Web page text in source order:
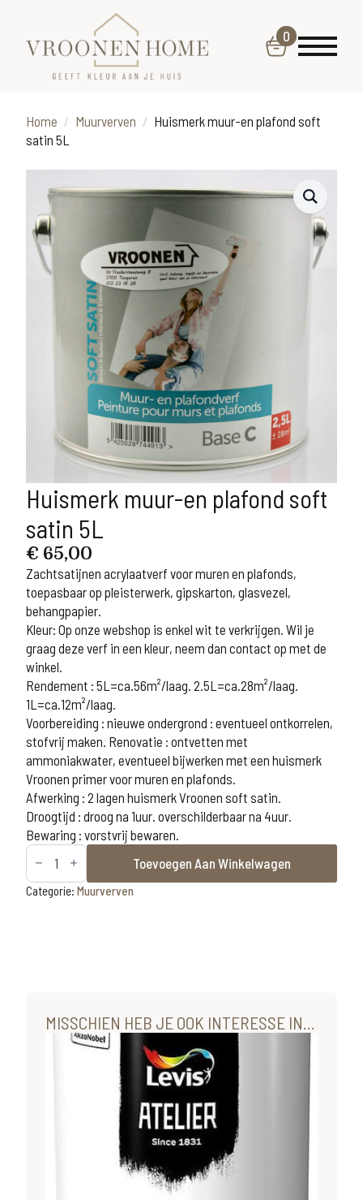
0
Home Muurverven
Huismerk muur-en plafond soft
satin 5L
Huismerk muur-en plafond soft
satin 5L
€ 65,00
Zachtsatijnen acrylaatverf voor muren en plafonds,
toepasbaar op pleisterwerk, gipskarton, glasvezel,
behangpapier.
Kleur: Op onze webshop is enkel wit te verkrijgen. Wil je
graag deze verf in een kleur, neem dan contact op met de
winkel.
Rendement : 5L=ca.56m²/laag. 2.5L=ca.28m²/laag.
1L=ca.12m²/laag.
Voorbereiding : nieuwe ondergrond : eventueel ontkorrelen,
stofvrij maken. Renovatie : ontvetten met
ammoniakwater, eventueel bijwerken met een huismerk
Vroonen primer voor muren en plafonds.
Afwerking : 2 lagen huismerk Vroonen soft satin.
Droogtijd : droog na 1uur. overschilderbaar na 4uur.
Bewaring : vorstvrij bewaren.
Huismerk
muur-
en
plafond
Toevoegen Aan Winkelwagen
Categorie: Muurverven
MISSCHIEN HEB JE OOK INTERESSE IN...